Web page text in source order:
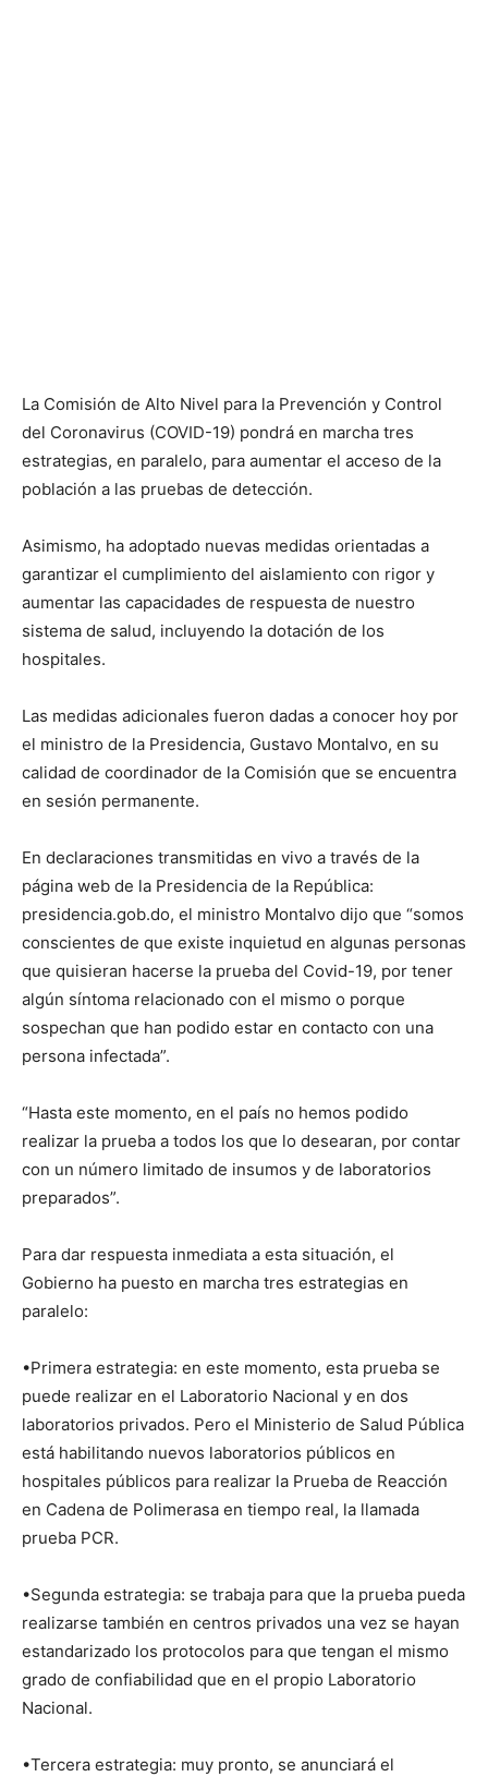
La Comisión de Alto Nivel para la Prevención y Control
del Coronavirus (COVID-19) pondrá en marcha tres
estrategias, en paralelo, para aumentar el acceso de la
población a las pruebas de detección.
Asimismo, ha adoptado nuevas medidas orientadas a
garantizar el cumplimiento del aislamiento con rigor y
aumentar las capacidades de respuesta de nuestro
sistema de salud, incluyendo la dotación de los
hospitales.
Las medidas adicionales fueron dadas a conocer hoy por
el ministro de la Presidencia, Gustavo Montalvo, en su
calidad de coordinador de la Comisión que se encuentra
en sesión permanente.
En declaraciones transmitidas en vivo a través de la
página web de la Presidencia de la República:
presidencia.gob.do, el ministro Montalvo dijo que “somos
conscientes de que existe inquietud en algunas personas
que quisieran hacerse la prueba del Covid-19, por tener
algún síntoma relacionado con el mismo o porque
sospechan que han podido estar en contacto con una
persona infectada”.
“Hasta este momento, en el país no hemos podido
realizar la prueba a todos los que lo desearan, por contar
con un número limitado de insumos y de laboratorios
preparados”.
Para dar respuesta inmediata a esta situación, el
Gobierno ha puesto en marcha tres estrategias en
paralelo:
•Primera estrategia: en este momento, esta prueba se
puede realizar en el Laboratorio Nacional y en dos
laboratorios privados. Pero el Ministerio de Salud Pública
está habilitando nuevos laboratorios públicos en
hospitales públicos para realizar la Prueba de Reacción
en Cadena de Polimerasa en tiempo real, la llamada
prueba PCR.
•Segunda estrategia: se trabaja para que la prueba pueda
realizarse también en centros privados una vez se hayan
estandarizado los protocolos para que tengan el mismo
grado de confiabilidad que en el propio Laboratorio
Nacional.
•Tercera estrategia: muy pronto, se anunciará el